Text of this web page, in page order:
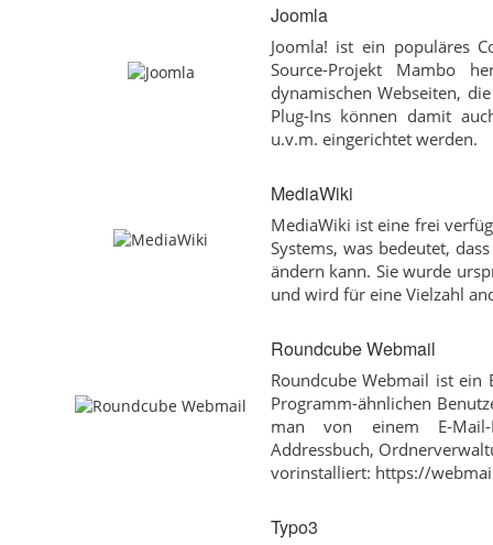
Joomla
Joomla! ist ein populäres
Source-Projekt Mambo
dynamischen Webseiten,
Plug-Ins können damit
u.v.m. eingerichtet werden.
MediaWiki
MediaWiki ist eine frei
Systems, was bedeutet,
ändern kann. Sie wurde
und wird für eine Vielzahl
Roundcube Webmail
Roundcube Webmail ist ein
Programm-ähnlichen
man von einem E-Mail-
Addressbuch,
vorinstalliert: https://
Typo3